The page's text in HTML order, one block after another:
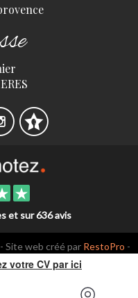
et sur 636 avis
Site web créé par RestoPro -
votre CV par ici